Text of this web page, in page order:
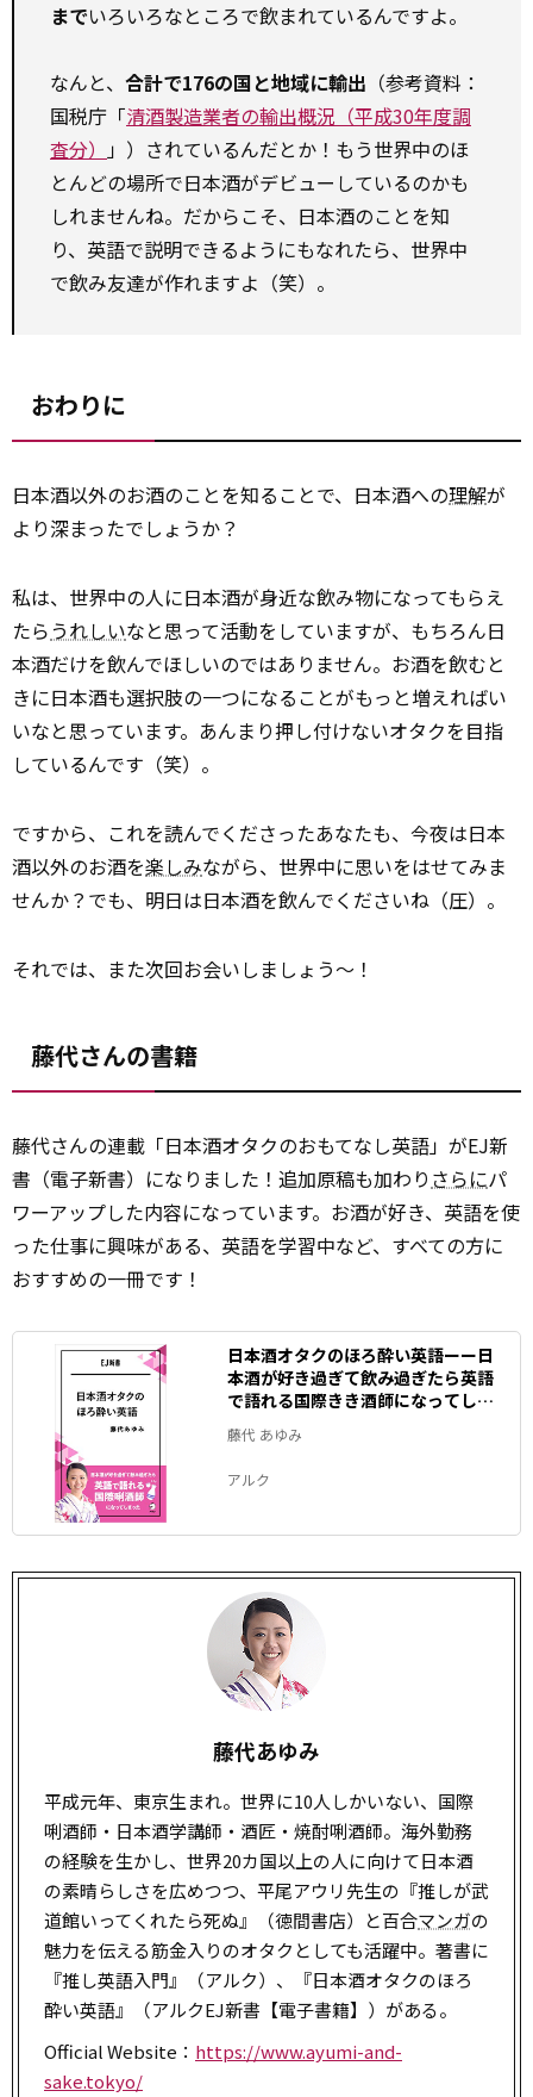
までいろいろなところで飲まれているんですよ。
なんと、 合計で176の国と地域に輸出 （参考資料：
国税庁「清酒製造業者の輸出概況（平成30年度調
査分） 」）されているんだとか！もう世界中のほ
とんどの場所で日本酒がデビューしているのかも
しれませんね。だからこそ、日本酒のことを知
り、英語で説明できるようにもなれたら、世界中
で飲み友達が作れますよ（笑）。
おわりに
日本酒以外のお酒のことを知ることで、日本酒への理解が
より深まったでしょうか？
私は、世界中の人に日本酒が身近な飲み物になってもらえ
たら うれしいなと思って活動をしていますが、もちろん日
本酒だけを飲んでほしいのではありません。お酒を飲むと
きに日本酒も選択肢の一つになることがもっと増えればい
いなと思っています。あんまり押し付けないオタクを目指
しているんです（笑）。
ですから、これを読んでくださったあなたも、今夜は日本
酒以外のお酒を楽しみながら、世界中に思いをはせてみま
せんか？でも、明日は日本酒を飲んでくださいね（圧）。
それでは、また次回お会いしましょう〜！
藤代さんの書籍
藤代さんの連載「日本酒オタクのおもてなし英語」がEJ新
書（電子新書）になりました！追加原稿も加わり さらにパ
ワーアップした内容になっています。お酒が好き、英語を使
った仕事に興味がある、英語を学習中など、すべての方に
おすすめの一冊です！
日本酒オタクのほろ酔い英語ーー日
本酒が好き過ぎて飲み過ぎたら英語
で語れる国際きき酒師になってしま
った EJ新書 (アルク ソクデジ
BOOKS)
藤代 あゆみ
アルク
藤代あゆみ
平成元年、東京生まれ。世界に10人しかいない、国際
唎酒師・日本酒学講師・酒匠・焼酎唎酒師。海外勤務
の経験を生かし、世界20カ国以上の人に向けて日本酒
の素晴らしさを広めつつ、平尾アウリ先生の『推しが武
道館いってくれたら死ぬ』（徳間書店）と百合マンガの
魅力を伝える筋金入りのオタクとしても活躍中。著書に
『推し英語入門』（アルク）、『日本酒オタクのほろ
酔い英語』（アルクEJ新書【電子書籍】）がある。
Official Website： https://www.ayumi-and-
sake.tokyo/